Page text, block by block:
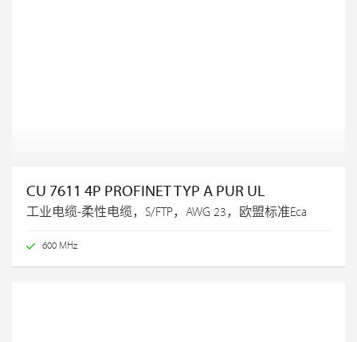
CU 7611 4P PROFINET TYP A PUR UL
工业电缆-柔性电缆，S/FTP，AWG 23，欧盟标准Eca
600 MHz